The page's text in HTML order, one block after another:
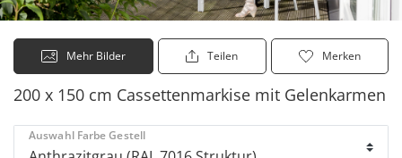
Mehr Bilder Teilen Merken
200 x 150 cm Cassettenmarkise mit Gelenkarmen
Auswahl Farbe Gestell